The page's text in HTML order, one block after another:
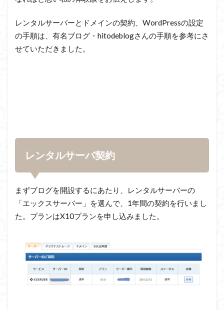
レンタルサーバーとドメインの契約、 WordPressの設定
の手順は、有名ブログ・ hitodeblogさんの手順を参考にさ
せていただきました。
レンタルサーバ契約
まずブログを開設するにあたり、レンタルサーバーの
「エックスサーバー」を選んで、1年間の契約を行いまし
た。プランはX10プランを申し込みました。